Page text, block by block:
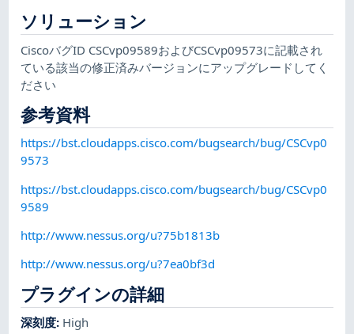
ソリューション
CiscoバグID CSCvp09589およびCSCvp09573に記載され
ている該当の修正済みバージョンにアップグレードしてく
ださい
参考資料
https://bst.cloudapps.cisco.com/bugsearch/bug/CSCvp0
9573
https://bst.cloudapps.cisco.com/bugsearch/bug/CSCvp0
9589
http://www.nessus.org/u?75b1813b
http://www.nessus.org/u?7ea0bf3d
プラグインの詳細
深刻度: High